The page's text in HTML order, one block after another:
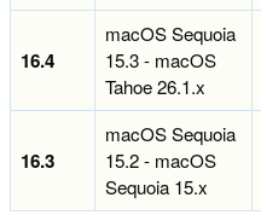
16.4
macOS Sequoia
15.3 - macOS
Tahoe 26.1.x
16.3
macOS Sequoia
15.2 - macOS
Sequoia 15.x